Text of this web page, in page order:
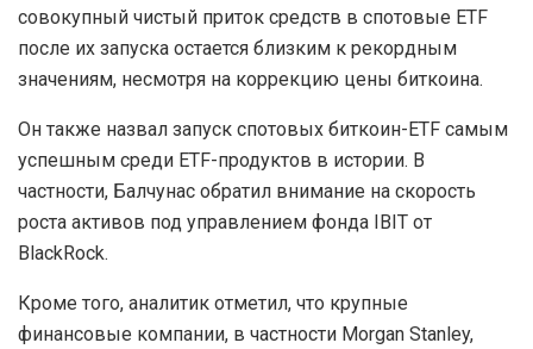
совокупный чистый приток средств в спотовые ETF
после их запуска остается близким к рекордным
значениям, несмотря на коррекцию цены биткоина.
Он также назвал запуск спотовых биткоин-ETF самым
успешным среди ETF-продуктов в истории. В
частности, Балчунас обратил внимание на скорость
роста активов под управлением фонда IBIT от
BlackRock.
Кроме того, аналитик отметил, что крупные
финансовые компании, в частности Morgan Stanley,